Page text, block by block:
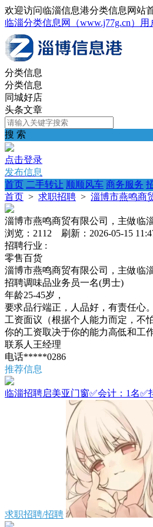
欢迎访问临淄信息港分类信息网站
临淄分类信息网（www.j77g.cn）用
分类信息
分类信息
同城好店
头条文章
搜 索
点击登录
发布信息
首页 二手转让 顺顺风车 商务服务
首页 > 求职招聘 > 淄博市燕鸣商
淄博市燕鸣商贸有限公司，主做临
浏览：2112 刷新：2026-05-15
招聘行业 :
零售百货
淄博市燕鸣商贸有限公司，主做临
招聘调味品业务员一名(男士)
年龄25-45岁，
要求品行端正，人品好，有责任心
工资面议（根据个人能力而定，不
你的工资取决于你的能力高低和工
联系人王经理
电话*****0286
推荐信息
临淄招聘启美亚门窗✅会计：1名
求职招聘/招聘